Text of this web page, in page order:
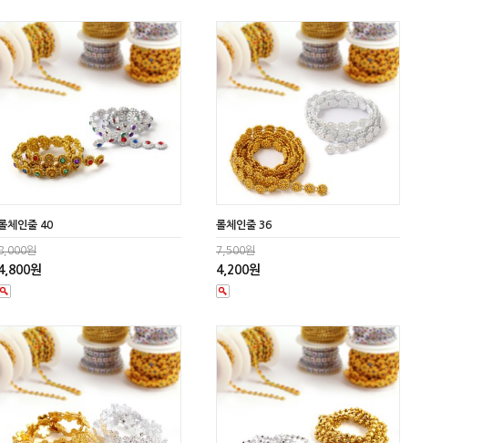
체인줄 40
원
원
롤체인줄 36
7,500원
4,200원